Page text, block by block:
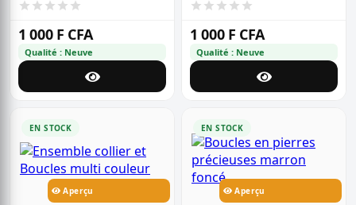
1 000 F CFA
Qualité : Neuve
1 000 F CFA
Qualité : Neuve
EN STOCK
Aperçu
EN STOCK
Aperçu